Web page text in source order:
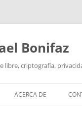
Bonifaz
libre, criptografía,
ACERCA DE